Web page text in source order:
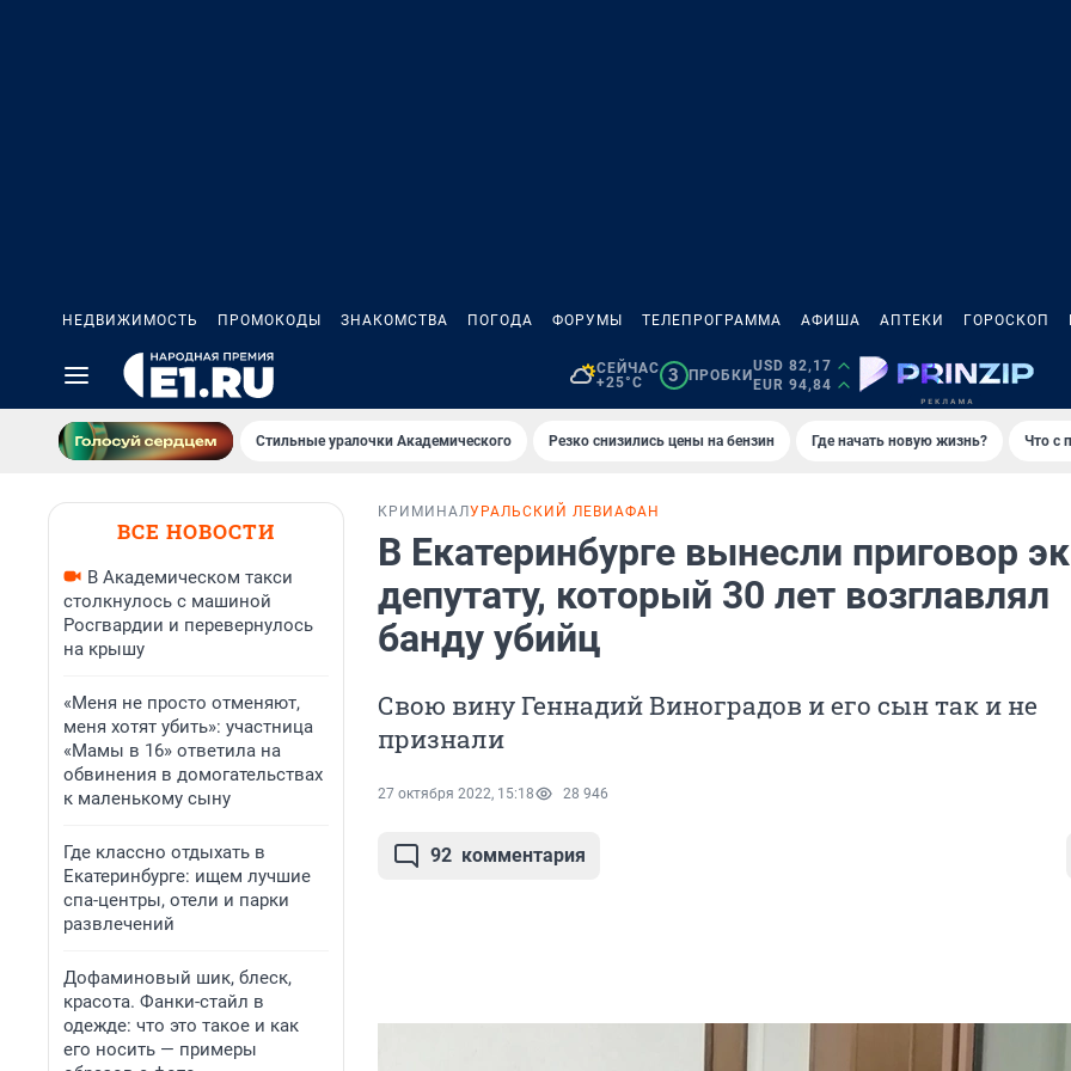
НЕДВИЖИМОСТЬ ПРОМОКОДЫ ЗНАКОМСТВА ПОГОДА ФОРУМЫ ТЕЛЕПРОГРАММА АФИША АПТЕКИ ГОРОСКОП
СЕЙЧАС
+25°C
3 ПРОБКИ
USD 82,17
EUR 94,84
Стильные уралочки Академического Резко снизились цены на бензин Где начать новую жизнь? Что с
ВСЕ НОВОСТИ
В Академическом такси
столкнулось с машиной
Росгвардии и перевернулось
на крышу
«Меня не просто отменяют,
меня хотят убить»: участница
«Мамы в 16» ответила на
обвинения в домогательствах
к маленькому сыну
Где классно отдыхать в
Екатеринбурге: ищем лучшие
спа-центры, отели и парки
развлечений
Дофаминовый шик, блеск,
красота. Фанки-стайл в
одежде: что это такое и как
его носить — примеры
КРИМИНАЛУРАЛЬСКИЙ ЛЕВИАФАН
В Екатеринбурге вынесли приговор
депутату, который 30 лет возглавлял
банду убийц
Свою вину Геннадий Виноградов и его сын так и не
признали
27 октября 2022, 15:18 28 946
92 комментария